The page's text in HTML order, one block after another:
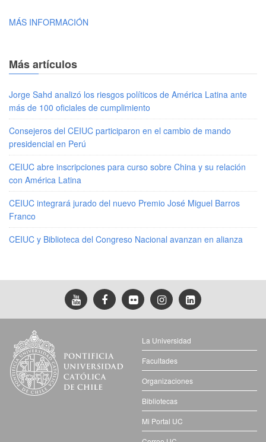
MÁS INFORMACIÓN
Más artículos
Jorge Sahd analizó los riesgos políticos de América Latina ante
más de 100 oficiales de cumplimiento
Consejeros del CEIUC participaron en el cambio de mando
presidencial en Perú
CEIUC abre inscripciones para curso sobre China y su relación
con América Latina
CEIUC integrará jurado del nuevo Premio José Miguel Barros
Franco
CEIUC y Biblioteca del Congreso Nacional avanzan en alianza
La Universidad
Facultades
Organizaciones
Bibliotecas
Mi Portal UC